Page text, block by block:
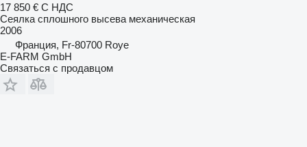
17 850 € С НДС
Сеялка сплошного высева механическая
2006
Франция, Fr-80700 Roye
E-FARM GmbH
Связаться с продавцом